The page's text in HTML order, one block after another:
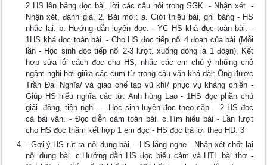
2 HS lên bảng đọc bài. lời các câu hỏi trong SGK. - Nhận xét. -
Nhận xét, đánh giá. 2. Bài mới: a. Giới thiệu bài, ghi bảng - HS
nhắc lại. b. Hướng dẫn luyện đọc. - YC HS khá đọc toàn bài. -
1HS khá đọc toàn bài. - Cho HS đọc tiếp nối 4 đoạn của bài (Mỗi
lần - Học sinh đọc tiếp nối 2-3 lượt. xuống dòng là 1 đoạn). Kết
hợp sửa lỗi cách đọc cho HS, nhắc các em chú ý những chỗ
ngầm nghỉ hơi giữa các cụm từ trong câu văn khá dài: Ông được
Trần Đại Nghĩa/ và giao chế tạo vũ khí/ phục vụ kháng chiến -
Giúp HS hiểu nghĩa các từ: Anh hùng Lao - 1HS đọc phần chú
giải. động, tiện nghi . - Học sinh luyện đọc theo cặp. - 2 HS đọc
cả bài văn. - Đọc diễn cảm toàn bài. c.Tìm hiểu bài - Lần lượt
cho HS đọc thầm kết hợp 1 em đọc - HS đọc trả lời theo HD. 3
- Gợi ý HS rút ra nội dung bài. - HS lắng nghe - Nhận xét chốt lại
nội dung bài. c.Hướng dẫn HS đọc biểu cảm và HTL bài thơ -